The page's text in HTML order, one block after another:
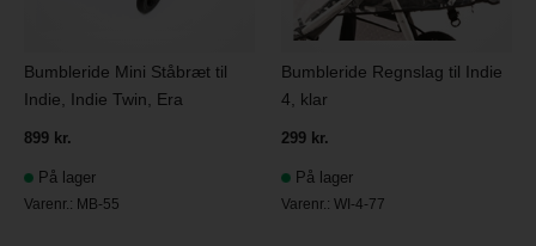
Bumbleride Mini Ståbræt til
Indie, Indie Twin, Era
899 kr.
På lager
Varenr.: MB-55
Bumbleride Regnslag til Indie
4, klar
299 kr.
På lager
Varenr.:WI-4-77